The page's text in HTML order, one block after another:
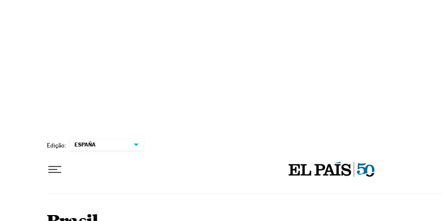
Edição: ESPAÑA